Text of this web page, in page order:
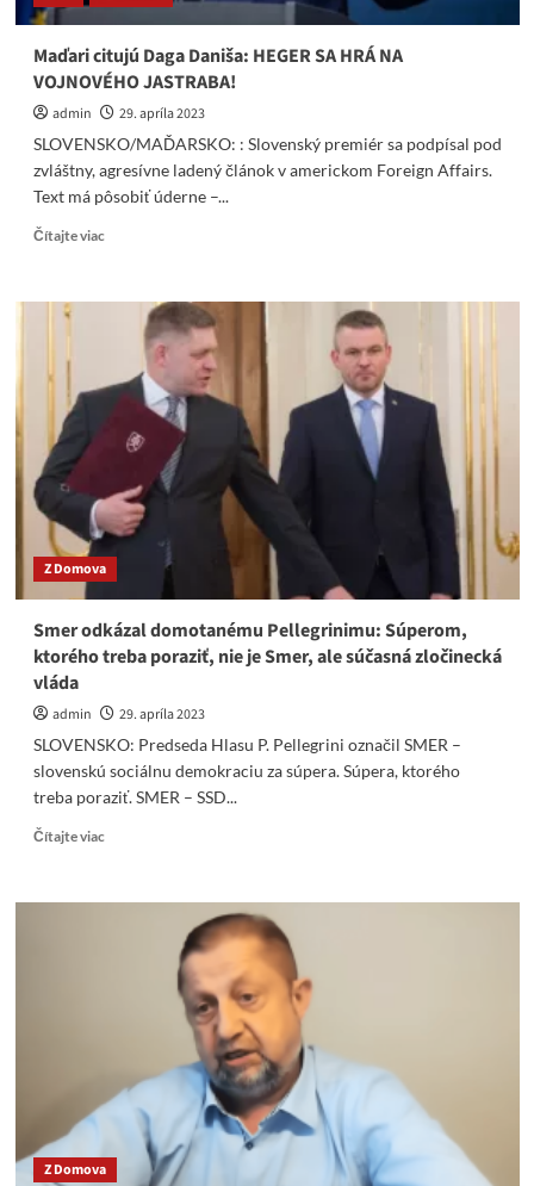
presviedča
eurokomisárka
Jourová,
aby
si
zaslúžila
nehorázny
Maďari citujú Daga Daniša: HEGER SA HRÁ NA
VOJNOVÉHO JASTRABA!
admin
29. apríla 2023
SLOVENSKO/MAĎARSKO: : Slovenský premiér sa podpísal pod
zvláštny, agresívne ladený článok v americkom Foreign Affairs.
Text má pôsobiť úderne –...
Čítajte viacRead
Maďari
Daniša:
HEGER
SA
HRÁ
VOJNOVÉHO
JASTRABA!
Z Domova
Smer odkázal domotanému Pellegrinimu: Súperom,
ktorého treba poraziť, nie je Smer, ale súčasná zločinecká
vláda
admin
29. apríla 2023
SLOVENSKO: Predseda Hlasu P. Pellegrini označil SMER –
slovenskú sociálnu demokraciu za súpera. Súpera, ktorého
treba poraziť. SMER – SSD...
Čítajte viacRead
Smer
domotanému
Pellegrinimu:
je
súčasná
Z Domova